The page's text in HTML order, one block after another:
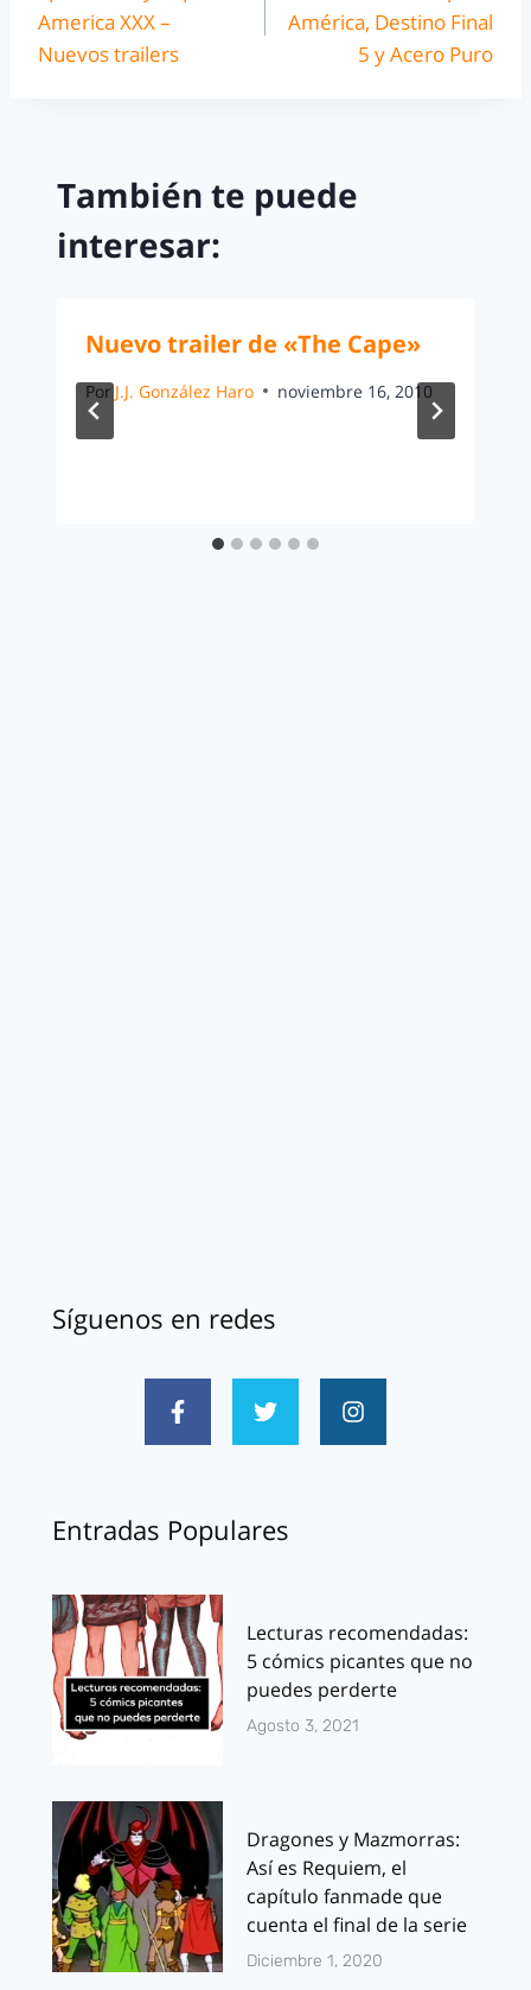
America XXX –
Nuevos trailers
América, Destino Final
5 y Acero Puro
También te puede
interesar:
Nuevo trailer de «The Cape»
Por J.J. González Haro noviembre 16, 2010
Síguenos en redes
Entradas Populares
Lecturas recomendadas:
5 cómics picantes que no
puedes perderte
Agosto 3, 2021
Dragones y Mazmorras:
Así es Requiem, el
capítulo fanmade que
cuenta el final de la serie
Diciembre 1, 2020